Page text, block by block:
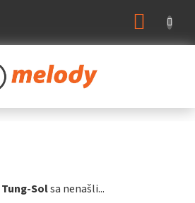
Tung-Solsa nenašli...